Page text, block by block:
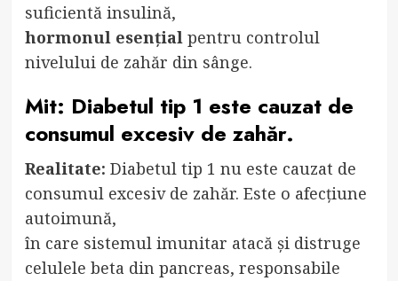
suficientă insulină,
hormonul esențialpentru controlul
nivelului de zahăr din sânge.
Mit: Diabetul tip 1 este cauzat de
consumul excesiv de zahăr.
Realitate: Diabetul tip 1 nu este cauzat de
consumul excesiv de zahăr. Este o afecțiune
autoimună,
în care sistemul imunitar atacă și distruge
celulele beta din pancreas, responsabile